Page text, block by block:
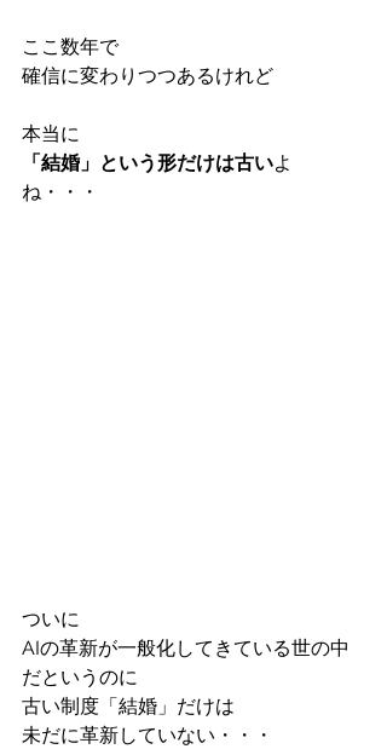
ここ数年で
確信に変わりつつあるけれど
本当に
「結婚」という形だけは古いよ
ね・・・
ついに
AIの革新が一般化してきている世の中
だというのに
古い制度「結婚」だけは
未だに革新していない・・・